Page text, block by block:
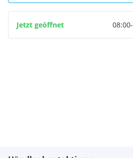
Jetzt geöffnet 08:00-